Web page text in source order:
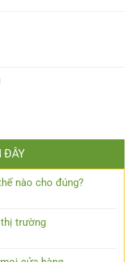
ĐÂY
nào cho đúng?
trường